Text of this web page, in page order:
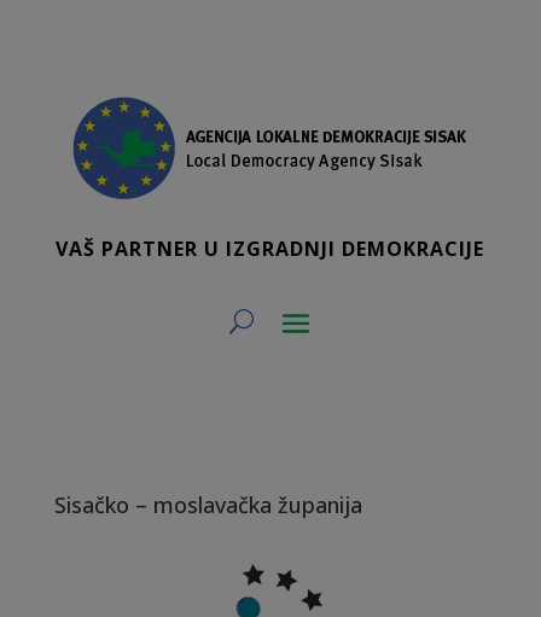
VAŠ PARTNER U IZGRADNJI DEMOKRACIJE
Sisačko – moslavačka županija